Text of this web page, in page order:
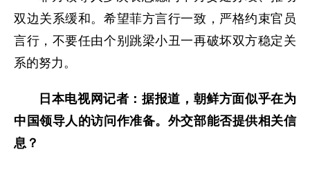
双边关系缓和。希望菲方言行一致，严格约束官员
言行，不要任由个别跳梁小丑一再破坏双方稳定关
系的努力。
日本电视网记者：据报道，朝鲜方面似乎在为
中国领导人的访问作准备。外交部能否提供相关信
息？